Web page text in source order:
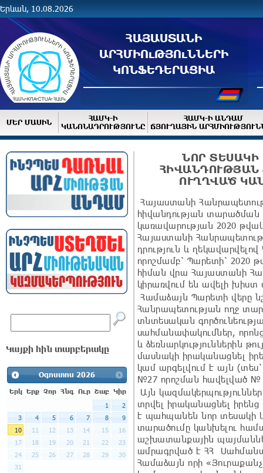
Երևան, 10.08.2026
ՀԱՅԱՍՏԱՆԻ
ԱՐՀՄԻՈւԹՅՈւՆՆԵՐԻ
ԿՈՆՖԵԴԵՐԱՑԻԱ
ՄԵՐ ՄԱՍԻՆ
ՀԱՄԿ-Ի
ԿԱՆՈՆԱԴՐՈՒԹՅՈՒՆԸ
ՀԱՄԿ-Ի ԱՆԴԱՄ
ՃՅՈՒՂԱՅԻՆ
Կայքի հին տարբերակը
Օգոստոս 2026
Երկ Երք Չոր Հնգ Ուր Շաբ Կիր
1
2
3
4 5 6 7 8
9
10
11 12 13 14 15
16
17
18 19 20 21 22
23
24
25 26 27 28 29
30
31
ՆՈՐ ՏԵՍԱԿԻ
ՀԻՎԱՆԴՈՒԹՅԱՆ
ՈՒՂՂՎԱԾ
Հայաստանի
հիվանդության տարածման
կառավարության 2020
Հայաստանի
դրություն և
որոշմամբ՝ Պարետի՝ 2020
հիման վրա Հայաստանի
կիրառվում են ավելի
Համաձայն Պարետի վերը
Հանրապետության ողջ
տնտեսական
սահմանափակումներ,
և ձեռնարկություններին
մասնակի իրականացնել
կամ արգելվում է այն
№27 որոշման հավելված
Այն
տրվել իրականացնել
է պահպանեն նոր տեսակի
տարածումը կանխելու
աշխատանքային
ամրագրված է ՀՀ
Համաձայն որի